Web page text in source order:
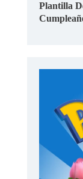
Plantilla